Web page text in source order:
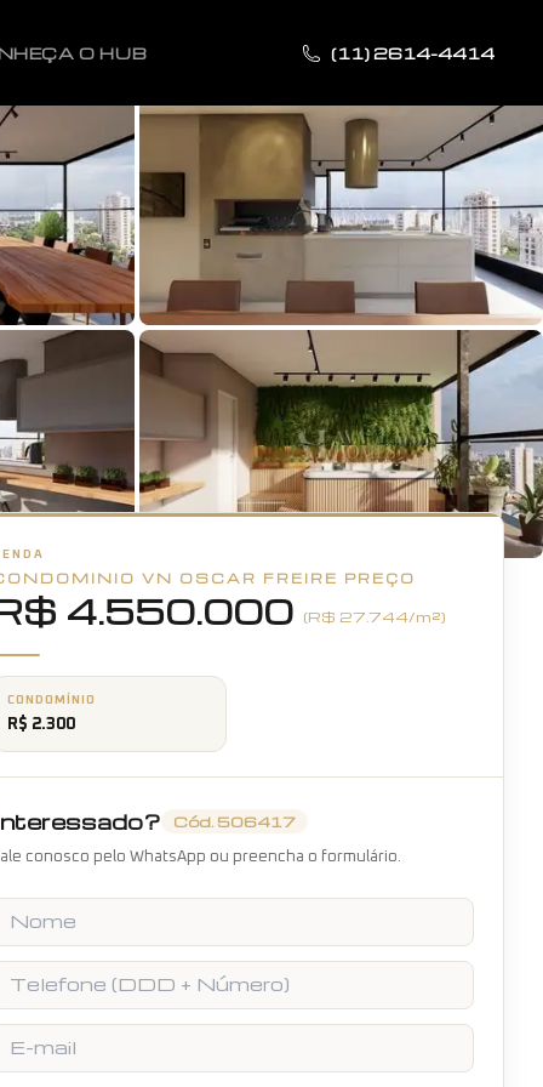
O HUB (11) 2614-4414
+ 16fotos
VN OSCAR FREIRE PREÇO
4.550.000 (R$ 27.744/m²)
CONDOMÍNIO
R$ 2.300
Cód. 506417
conosco pelo WhatsApp ou preencha o formulário.
mail